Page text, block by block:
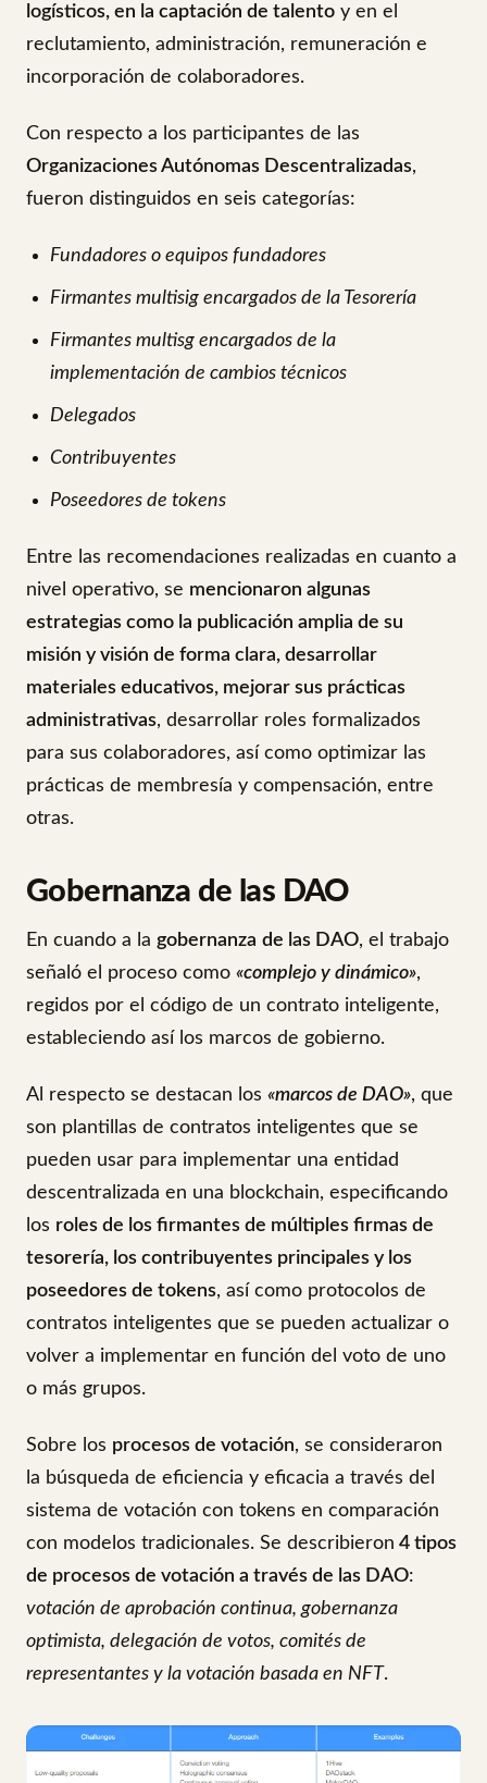
logísticos, en la captación de talento y en el
reclutamiento, administración, remuneración e
incorporación de colaboradores.
Con respecto a los participantes de las
Organizaciones Autónomas Descentralizadas,
fueron distinguidos en seis categorías:
Fundadores o equipos fundadores
Firmantes multisig encargados de la Tesorería
Firmantes multisg encargados de la
implementación de cambios técnicos
Delegados
Contribuyentes
Poseedores de tokens
Entre las recomendaciones realizadas en cuanto a
nivel operativo, se mencionaron algunas
estrategias como la publicación amplia de su
misión y visión de forma clara, desarrollar
materiales educativos, mejorar sus prácticas
administrativas, desarrollar roles formalizados
para sus colaboradores, así como optimizar las
prácticas de membresía y compensación, entre
otras.
Gobernanza de las DAO
En cuando a la gobernanza de las DAO, el trabajo
señaló el proceso como «complejo y dinámico»,
regidos por el código de un contrato inteligente,
estableciendo así los marcos de gobierno.
Al respecto se destacan los «marcos de DAO», que
son plantillas de contratos inteligentes que se
pueden usar para implementar una entidad
descentralizada en una blockchain, especificando
los roles de los firmantes de múltiples firmas de
tesorería, los contribuyentes principales y los
poseedores de tokens, así como protocolos de
contratos inteligentes que se pueden actualizar o
volver a implementar en función del voto de uno
o más grupos.
Sobre los procesos de votación, se consideraron
la búsqueda de eficiencia y eficacia a través del
sistema de votación con tokens en comparación
con modelos tradicionales. Se describieron 4 tipos
de procesos de votación a través de las DAO:
votación de aprobación continua, gobernanza
optimista, delegación de votos, comités de
representantes y la votación basada en NFT.